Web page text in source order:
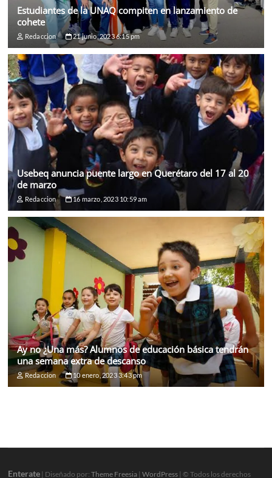
Estudiantes de la UNAQ compiten en lanzamiento de
cohete
Redaccion 21 junio, 2023 6:15 pm
Usebeq anuncia puente largo en Querétaro del 17 al 20
de marzo
Redaccion 16 marzo, 2023 10:59 am
Ay no ¿Una más? Alumnos de educación básica tendrán
una semana extra de descanso
Redaccion 10 enero, 2023 3:43 pm
Enterate | Diseñado por:Theme Freesia |WordPress | © Todos los derechos